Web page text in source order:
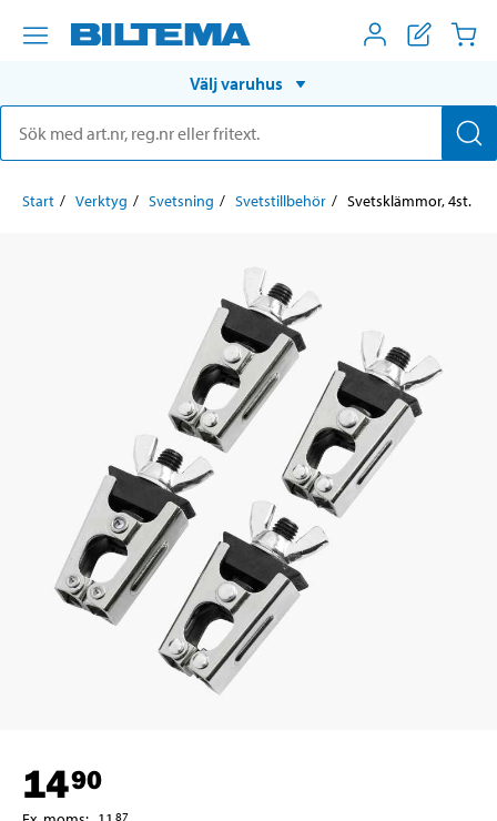
Välj varuhus
Start Verktyg Svetsning Svetstillbehör Svetsklämmor, 4st.
1490
87